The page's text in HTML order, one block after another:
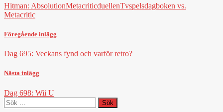
Hitman: AbsolutionMetacriticduellenTvspelsdagboken vs.
Metacritic
Föregående inlägg
Dag 695: Veckans fynd och varför retro?
Nästa inlägg
Dag 698: Wii U
Sök
efter: